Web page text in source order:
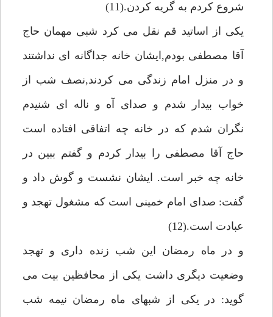
شروع كردم به گريه كردن.(11)
يكى از اساتيد قم نقل مى كرد شبى مهمان حاج
آقا مصطفى بودم,ايشان خانه جداگانه اى نداشتند
و در منزل امام زندگى مى كردند,نصف شب از
خواب بيدار شدم و صداى آه و ناله اى شنيدم
نگران شدم كه در خانه چه اتفاقى افتاده است
حاج آقا مصطفى را بيدار كردم و گفتم ببين در
خانه چه خبر است. ايشان نشست و گوش داد و
گفت: صداى امام خمينى است كه مشغول تهجد و
عبادت است.(12)
و در ماه رمضان اين شب زنده دارى و تهجد
وضعيت ديگرى داشت يكى از محافظين بيت مى
گويد: در يكى از شبهاى ماه رمضان نيمه شب